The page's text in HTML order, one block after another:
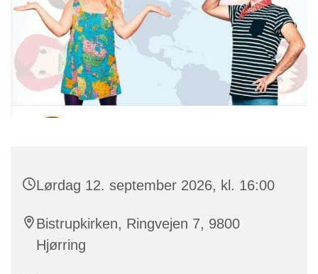
Lørdag 12. september 2026, kl. 16:00
Bistrupkirken, Ringvejen 7, 9800
Hjørring